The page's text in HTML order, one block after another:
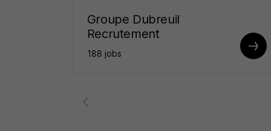
Groupe Dubreuil
Recrutement
188 jobs